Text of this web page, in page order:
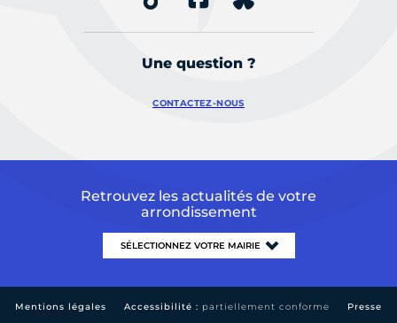
Une question ?
CONTACTEZ-NOUS
Retrouvez les actualités de votre
arrondissement
Mentions légales Accessibilité : partiellement conforme Presse